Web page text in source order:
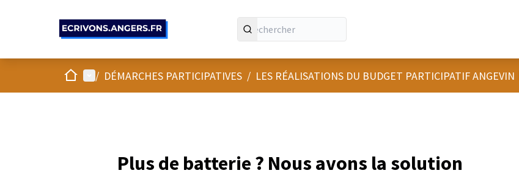
AccueilMenu principal
/ DÉMARCHES PARTICIPATIVES / LES RÉALISATIONS DU BUDGET PARTICIPATIF ANGEVIN
Plus de batterie ? Nous avons la solution